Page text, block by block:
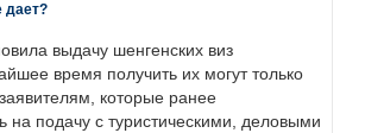
дает?
выдачу шенгенских виз
время получить их могут только
которые ранее
на подачу с туристическими, деловыми